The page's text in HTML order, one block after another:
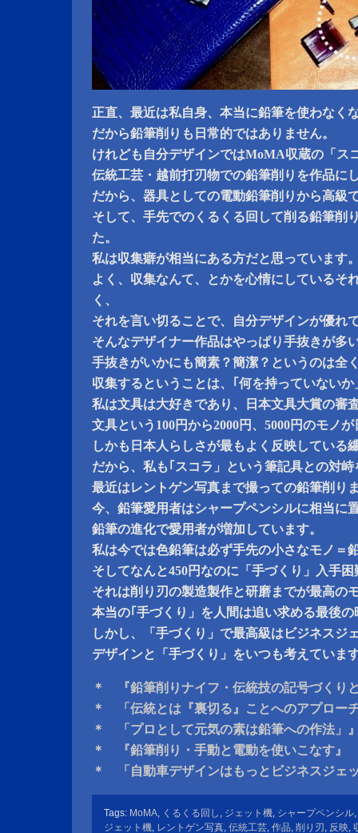
正直、最近は私自身、本当に鉛筆を使わなく
だから鉛筆削りも日常的ではありません。
けれども自分デザインではMoMA収蔵の「ス
伝統工芸・越前打刃物での鉛筆削りを作品に
だから、器具としての電動鉛筆削りから高級
そして、手先でのくるくる回して削る鉛筆削
た。
私は収集癖が相当にある方だと思っています
よく、収集なんて、とかを心情にしているそ
く、
それを言い切ることで、自分デザインが優れ
そんなデザイナー作品はやっぱり手抜きが多
手抜きがいかにも簡素？簡潔？というのは全
収集するということは、｢何を持っていない
私は文具は大好きであり、日本文具大賞の審
文具という100円から2000円、5000円のモノ
しかも日本人らしさが最もよく反映している
だから、私も｢スコラ」という筆記具との対
最近はレントゲン写真まで撮っての鉛筆削り
今、鉛筆愛用者はシャープペンシルに相当に
鉛筆の進化で愛用者が増加しています。
私は今では色鉛筆は必ず手先の小さなモノ＝
そしてなんと450円なのに「手づくり」入手
それは削り刃の製造製作と研磨までが最高の
本当の｢手づくり」を人間は追い求める最後
しかし、「手づくり」で最高級はビジネスジ
デザインと「手づくり」をいつも考えていま
＊ 『鉛筆削りナイフ・伝統技の記号づくり
＊ 「伝統とは『裏切る』ことへのアプロー
＊ 「プロとして元気の素は鉛筆への作法」
＊ 『鉛筆削り・手動と電動を使いこなす』
＊ 「自動車デザインはもっとビジネスジェ
Tags: MoMA, くるくる回し , ジェット機, シャープペンシル,
ジェット機, レントゲン写真, 伝統工芸, 作品, 削り刃 , 反映,